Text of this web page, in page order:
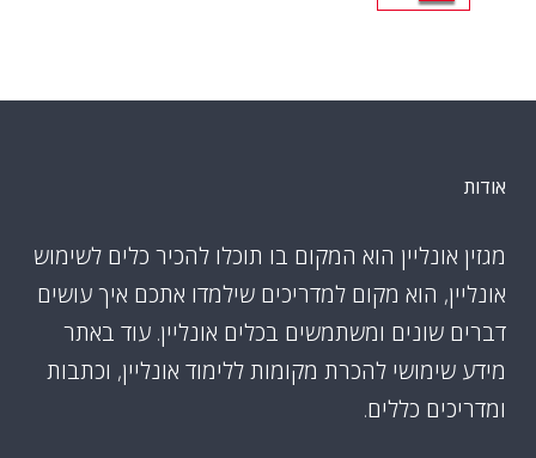
אודות
מגזין אונליין הוא המקום בו תוכלו להכיר כלים לשימוש
אונליין, הוא מקום למדריכים שילמדו אתכם איך עושים
דברים שונים ומשתמשים בכלים אונליין. עוד באתר
מידע שימושי להכרת מקומות ללימוד אונליין, וכתבות
ומדריכים כללים.